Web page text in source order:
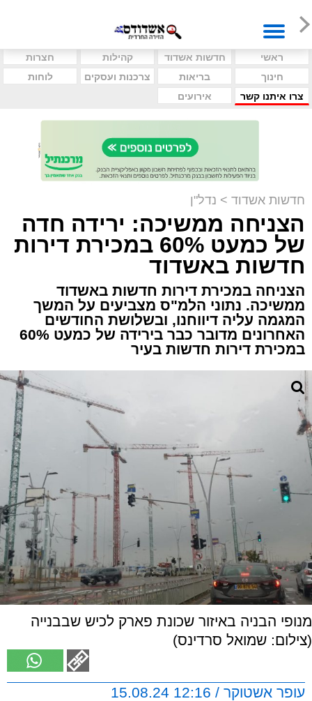
ראשי חדשות אשדוד קהילות
חצרות
חינוך
בריאות צרכנות ועסקים
לוחות
צרו איתנו קשר
אירועים
חדשות אשדוד > נדל"ן
הצניחה ממשיכה: ירידה חדה
של כמעט 60% במכירת דירות
חדשות באשדוד
הצניחה במכירת דירות חדשות באשדוד
ממשיכה. נתוני הלמ"ס מצביעים על המשך
המגמה עליה דיווחנו, ובשלושת החודשים
האחרונים מדובר כבר בירידה של כמעט 60%
במכירת דירות חדשות בעיר
מנופי הבניה באיזור שכונת פארק לכיש שבבנייה
(צילום: שמואל סרדינס)
עופר אשטוקר / 12:16 15.08.24